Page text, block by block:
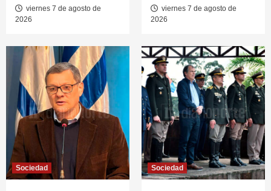
viernes 7 de agosto de
2026
viernes 7 de agosto de
2026
Sociedad Sociedad